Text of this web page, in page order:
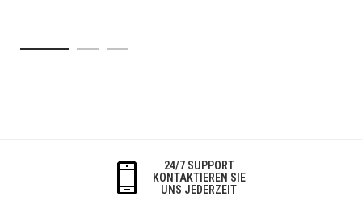
24/7 SUPPORT
KONTAKTIEREN SIE
UNS JEDERZEIT